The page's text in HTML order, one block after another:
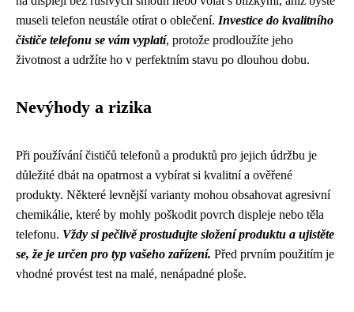
museli telefon neustále otírat o oblečení. Investice do kvalitního
čističe telefonu se vám vyplatí, protože prodloužíte jeho
životnost a udržíte ho v perfektním stavu po dlouhou dobu.
Nevýhody a rizika
Při používání čističů telefonů a produktů pro jejich údržbu je
důležité dbát na opatrnost a vybírat si kvalitní a ověřené
produkty. Některé levnější varianty mohou obsahovat agresivní
chemikálie, které by mohly poškodit povrch displeje nebo těla
telefonu. Vždy si pečlivě prostudujte složení produktu a ujistěte
se, že je určen pro typ vašeho zařízení. Před prvním použitím je
vhodné provést test na malé, nenápadné ploše.